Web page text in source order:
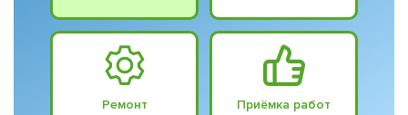
Ремонт Приёмка работ